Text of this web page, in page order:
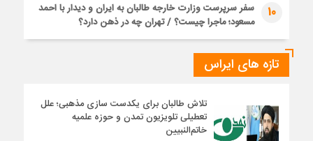
10
سفر سرپرست وزارت خارجه طالبان به ایران و دیدار با احمد
مسعود؛ ماجرا چیست؟ / تهران چه در ذهن دارد؟
تازه های ایراس
تلاش طالبان برای یکدست سازی مذهبی؛ علل
تعطیلی تلویزیون تمدن و حوزه علمیه
خاتم‌النبیین